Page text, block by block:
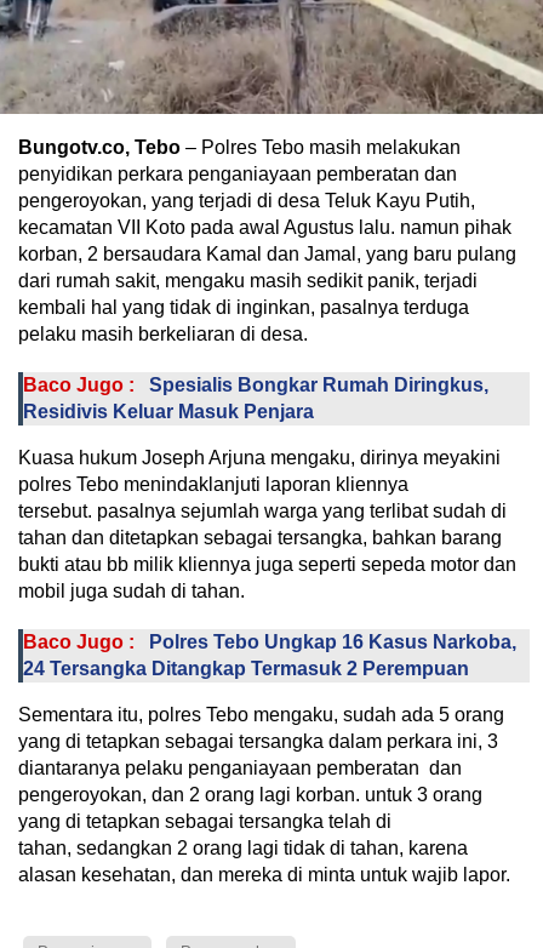
Bungotv.co, Tebo – Polres Tebo masih melakukan
penyidikan perkara penganiayaan pemberatan dan
pengeroyokan, yang terjadi di desa Teluk Kayu Putih,
kecamatan VII Koto pada awal Agustus lalu. namun pihak
korban, 2 bersaudara Kamal dan Jamal, yang baru pulang
dari rumah sakit, mengaku masih sedikit panik, terjadi
kembali hal yang tidak di inginkan, pasalnya terduga
pelaku masih berkeliaran di desa.
Baco Jugo :
Spesialis Bongkar Rumah Diringkus,
Residivis Keluar Masuk Penjara
Kuasa hukum Joseph Arjuna mengaku, dirinya meyakini
polres Tebo menindaklanjuti laporan kliennya
tersebut. pasalnya sejumlah warga yang terlibat sudah di
tahan dan ditetapkan sebagai tersangka, bahkan barang
bukti atau bb milik kliennya juga seperti sepeda motor dan
mobil juga sudah di tahan.
Baco Jugo :
Polres Tebo Ungkap 16 Kasus Narkoba,
24 Tersangka Ditangkap Termasuk 2 Perempuan
Sementara itu, polres Tebo mengaku, sudah ada 5 orang
yang di tetapkan sebagai tersangka dalam perkara ini, 3
diantaranya pelaku penganiayaan pemberatan dan
pengeroyokan, dan 2 orang lagi korban. untuk 3 orang
yang di tetapkan sebagai tersangka telah di
tahan, sedangkan 2 orang lagi tidak di tahan, karena
alasan kesehatan, dan mereka di minta untuk wajib lapor.